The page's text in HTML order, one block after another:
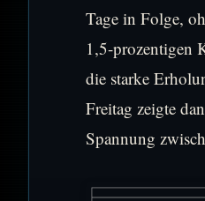
Tage in Folge,
1,5-prozentigen
die starke
Freitag zeigte
Spannung